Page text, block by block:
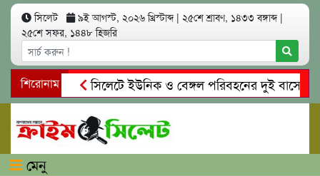
সিলেট ৯ই আগস্ট, ২০২৬ খ্রিস্টাব্দ | ২৫শে শ্রাবণ, ১৪৩৩ বঙ্গাব্দ |
২৫শে সফর, ১৪৪৮ হিজরি
শিরোনাম
সিলেটে ইউনিক ও বেঙ্গল পরিবহনের দুই বাসের
গোয়াইনঘাটে প্রেমের ফাঁদে তরুণী পাচার: মাদকাসক্ত
মেনু